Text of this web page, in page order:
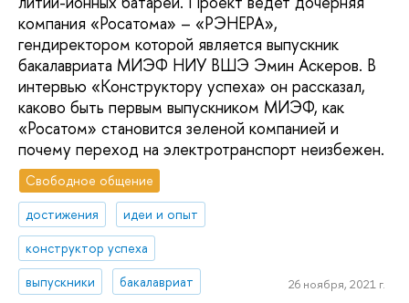
компания «Росатома» – «РЭНЕРА»,
гендиректором которой является выпускник
бакалавриата МИЭФ НИУ ВШЭ Эмин Аскеров. В
интервью «Конструктору успеха» он рассказал,
каково быть первым выпускником МИЭФ, как
«Росатом» становится зеленой компанией и
почему переход на электротранспорт неизбежен.
Свободное общение
достижения
идеи и опыт
конструктор успеха
выпускники
бакалавриат 26 ноября, 2021 г.